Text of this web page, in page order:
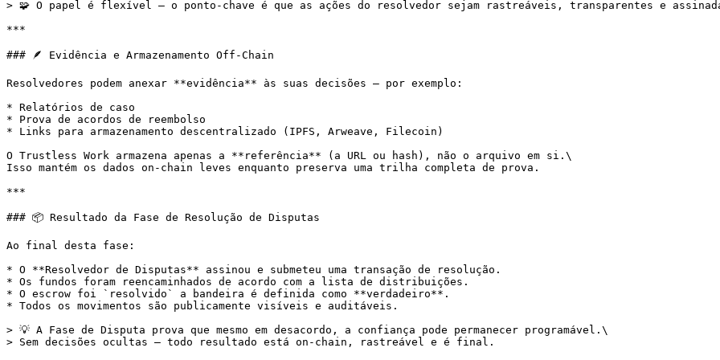
> 🧩 O papel é flexível — o ponto-chave é que as ações do resolvedor sejam rastreáveis, transparentes e
***
### 🪶 Evidência e Armazenamento Off-Chain
Resolvedores podem anexar **evidência** às suas decisões — por exemplo:
* Relatórios de caso
* Prova de acordos de reembolso
* Links para armazenamento descentralizado (IPFS, Arweave, Filecoin)
O Trustless Work armazena apenas a **referência** (a URL ou hash), não o arquivo em si.\
Isso mantém os dados on-chain leves enquanto preserva uma trilha completa de prova.
***
### 📦 Resultado da Fase de Resolução de Disputas
Ao final desta fase:
* O **Resolvedor de Disputas** assinou e submeteu uma transação de resolução.
* Os fundos foram reencaminhados de acordo com a lista de distribuições.
* O escrow foi `resolvido` a bandeira é definida como **verdadeiro**.
* Todos os movimentos são publicamente visíveis e auditáveis.
> 💡 A Fase de Disputa prova que mesmo em desacordo, a confiança pode permanecer programável.\
> Sem decisões ocultas — todo resultado está on-chain, rastreável e é final.